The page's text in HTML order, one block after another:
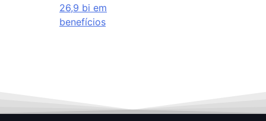
26,9 bi em
benefícios